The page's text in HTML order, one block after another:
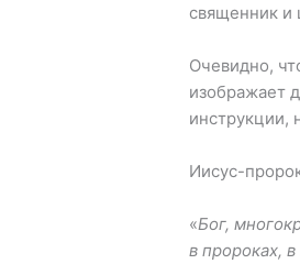
священник и
Очевидно,
изображает
инструкции,
Иисус-
«Бог,
в пророках,